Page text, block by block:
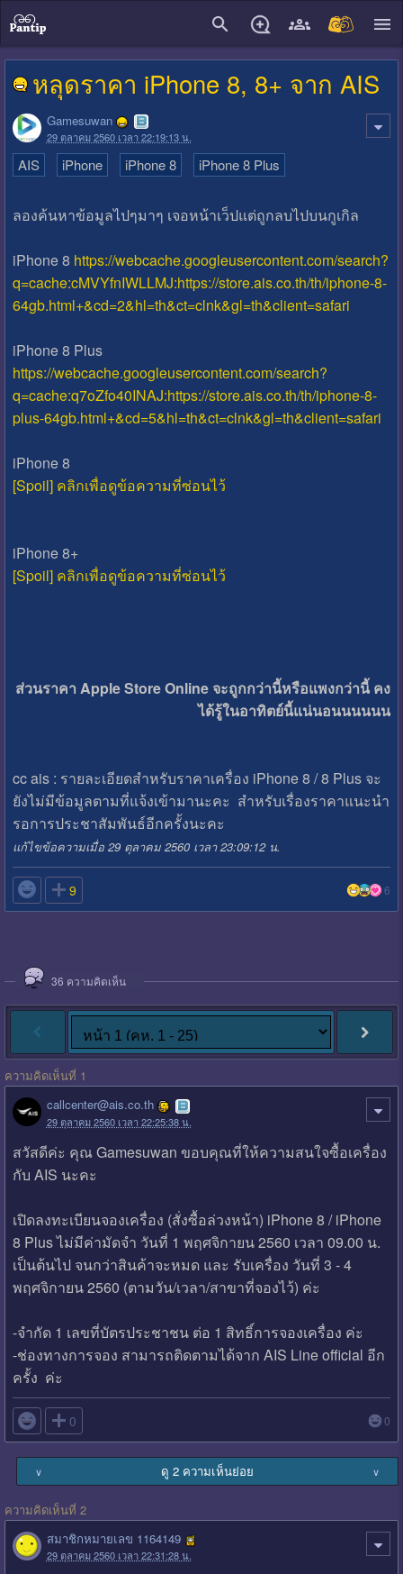
หลุดราคา iPhone 8, 8+ จาก AIS
Gamesuwan
29 ตุลาคม 2560 เวลา 22:19:13 น.
AIS iPhone iPhone 8 iPhone 8 Plus
ลองค้นหาข้อมูลไปๆมาๆ เจอหน้าเว็ปแต่ถูกลบไปบนกูเกิล
iPhone 8 https://webcache.googleusercontent.com/search?
q=cache:cMVYfnIWLLMJ:https://store.ais.co.th/th/iphone-8-
64gb.html+&cd=2&hl=th&ct=clnk&gl=th&client=safari
iPhone 8 Plus
https://webcache.googleusercontent.com/search?
q=cache:q7oZfo40INAJ:https://store.ais.co.th/th/iphone-8-
plus-64gb.html+&cd=5&hl=th&ct=clnk&gl=th&client=safari
iPhone 8
[Spoil] คลิกเพื่อดูข้อความที่ซ่อนไว้
iPhone 8+
[Spoil] คลิกเพื่อดูข้อความที่ซ่อนไว้
ส่วนราคา Apple Store Online จะถูกกว่านี้หรือแพงกว่านี้ คง
ได้รู้ในอาทิตย์นี้แน่นอนนนนนน
cc ais : รายละเอียดสำหรับราคาเครื่อง iPhone 8 / 8 Plus จะ
ยังไม่มีข้อมูลตามที่แจ้งเข้ามานะคะ สำหรับเรื่องราคาแนะนำ
รอการประชาสัมพันธ์อีกครั้งนะคะ
แก้ไขข้อความเมื่อ 29 ตุลาคม 2560 เวลา 23:09:12 น.
 9 6
36 ความคิดเห็น
ความคิดเห็นที่ 1
callcenter@ais.co.th
29 ตุลาคม 2560 เวลา 22:25:38 น.
สวัสดีค่ะ คุณ Gamesuwan ขอบคุณที่ให้ความสนใจซื้อเครื่อง
กับ AIS นะคะ
เปิดลงทะเบียนจองเครื่อง (สั่งซื้อล่วงหน้า) iPhone 8 / iPhone
8 Plus ไม่มีค่ามัดจำ วันที่ 1 พฤศจิกายน 2560 เวลา 09.00 น.
เป็นต้นไป จนกว่าสินค้าจะหมด และ รับเครื่อง วันที่ 3 - 4
พฤศจิกายน 2560 (ตามวัน/เวลา/สาขาที่จองไว้) ค่ะ
-จำกัด 1 เลขที่บัตรประชาชน ต่อ 1 สิทธิ์การจองเครื่อง ค่ะ
-ช่องทางการจอง สามารถติดตามได้จาก AIS Line official อีก
ครั้ง ค่ะ
 0 0
∨ ดู 2 ความเห็นย่อย ∨
ความคิดเห็นที่ 2
สมาชิกหมายเลข 1164149
29 ตุลาคม 2560 เวลา 22:31:28 น.
close